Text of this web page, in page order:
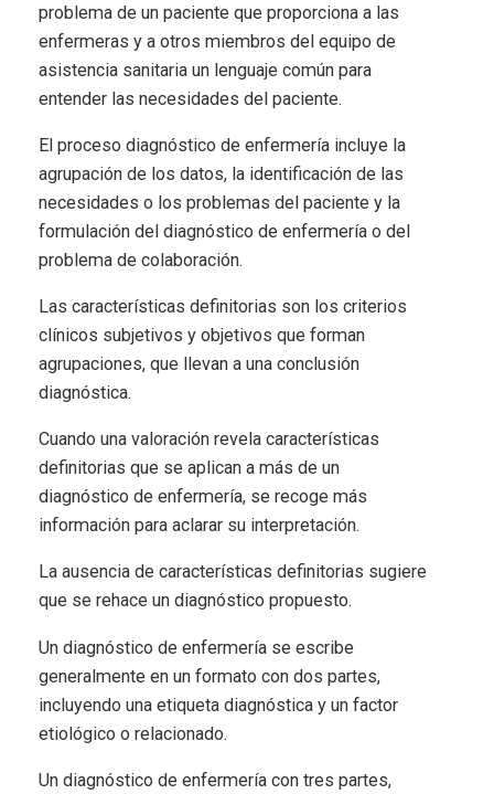
problema de un paciente que proporciona a las
enfermeras y a otros miembros del equipo de
asistencia sanitaria un lenguaje común para
entender las necesidades del paciente.
El proceso diagnóstico de enfermería incluye la
agrupación de los datos, la identificación de las
necesidades o los problemas del paciente y la
formulación del diagnóstico de enfermería o del
problema de colaboración.
Las características definitorias son los criterios
clínicos subjetivos y objetivos que forman
agrupaciones, que llevan a una conclusión
diagnóstica.
Cuando una valoración revela características
definitorias que se aplican a más de un
diagnóstico de enfermería, se recoge más
información para aclarar su interpretación.
La ausencia de características definitorias sugiere
que se rehace un diagnóstico propuesto.
Un diagnóstico de enfermería se escribe
generalmente en un formato con dos partes,
incluyendo una etiqueta diagnóstica y un factor
etiológico o relacionado.
Un diagnóstico de enfermería con tres partes,